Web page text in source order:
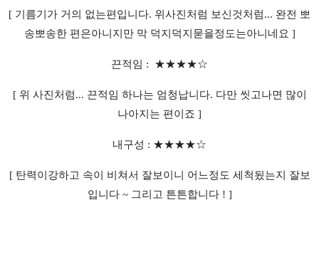
[ 기름기가 거의 없는편입니다. 위사진처럼 보신것처럼... 완전 뽀
송뽀송한 편은아니지만 막 덕지덕지묻을정도는아니네요 ]
끈적임 : ★★★★☆
[ 위 사진처럼... 끈적임 하나는 엄청납니다. 다만 씻고나면 많이
나아지는 편이죠 ]
내구성 : ★★★★☆
[ 탄력이강하고 속이 비쳐서 잘보이니 어느정도 세척됬는지 잘보
입니다 ~ 그리고 튼튼합니다 ! ]